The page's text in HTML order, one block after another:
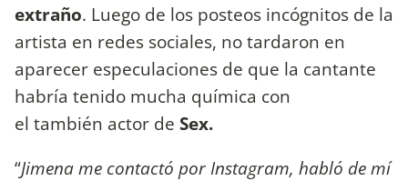
extraño. Luego de los posteos incógnitos de la
artista en redes sociales, no tardaron en
aparecer especulaciones de que la cantante
habría tenido mucha química con
el también actor de Sex.
“Jimena me contactó por Instagram, habló de mí